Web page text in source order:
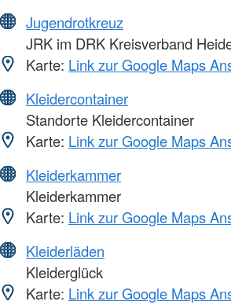
Jugendrotkreuz
JRK im DRK Kreisverband
Karte: Link zur Google Maps
Kleidercontainer
Standorte Kleidercontainer
Karte: Link zur Google Maps
Kleiderkammer
Kleiderkammer
Karte: Link zur Google Maps
Kleiderläden
Kleiderglück
Karte: Link zur Google Maps